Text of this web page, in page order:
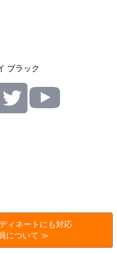
ブラック
ィネートにも対応
について ≫